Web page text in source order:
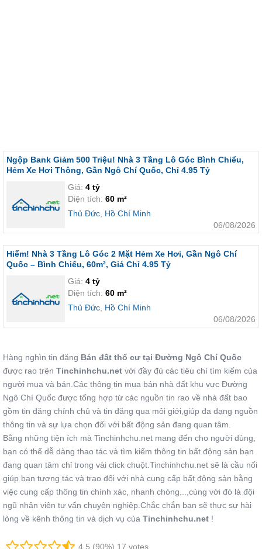
Ngộp Bank Giảm 500 Triệu! Nhà 3 Tầng Lô Góc Bình Chiểu,
Hẻm Xe Hơi Thông, Gần Ngô Chí Quốc, Chỉ 4.95 Tỷ
Giá: 4 tỷ
Diện tích: 60 m²
Thủ Đức Hồ Chí Minh
06/08/2026
Hiếm! Nhà 3 Tầng Lô Góc 2 Mặt Hẻm Xe Hơi, Gần Ngô Chí
Quốc – Bình Chiểu, 60m², Giá Chỉ 4.95 Tỷ
Giá: 4 tỷ
Diện tích: 60 m²
Thủ Đức Hồ Chí Minh
06/08/2026
Hàng nghìn tin đăng Bán đất thổ cư tại Đường Ngô Chí Quốc
được rao trên Tinchinhchu.net với đầy đủ các tiêu chí tìm kiếm của
người mua và bán.Các thông tin mua bán nhà đất khu vực Đường
Ngô Chí Quốc được tổng hợp từ các nguồn tin rao về nhà đất bao
gồm tin đăng chính chủ và tin đăng qua môi giới,giúp đa dạng nguồn
thông tin và sự lựa chọn đối với bất động sản đang quan tâm.
Bằng những tiện ích mà Tinchinhchu.net mang đến cho người dùng,
bạn có thể dễ dàng thao tác và tìm kiếm thông tin bất động sản bạn
đang quan tâm chỉ trong vài click chuột.Tinchinhchu.net sẽ là cầu nối
giúp bạn tương tác và trao đổi với nhà cung cấp bất động sản bằng
việc cung cấp thông tin chính xác, nhanh chóng...,cùng với đó là đội
ngũ nhân viên tư vấn chuyên nghiệp.Chắc chắn bạn sẽ thực sự hài
lòng về kênh thông tin và dịch vụ của Tinchinhchu.net !
4.5 (90%) 17 votes